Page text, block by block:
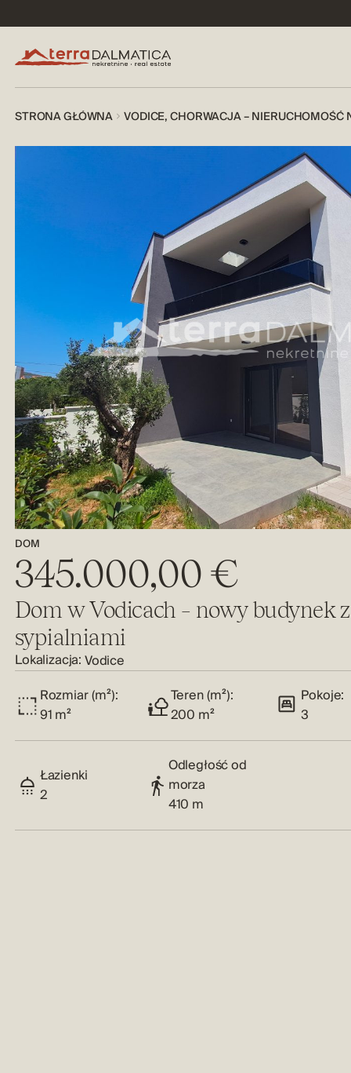
STRONA GŁÓWNA VODICE, CHORWACJA – NIERUCHOMOŚĆ
DOM
345.000,00 €
Dom w Vodicach – nowy budynek
sypialniami
Lokalizacja:Vodice
Rozmiar (m²):
91 m²
Teren (m²):
200 m²
Pokoje:
3
Łazienki
2
Odległość od
morza
410 m